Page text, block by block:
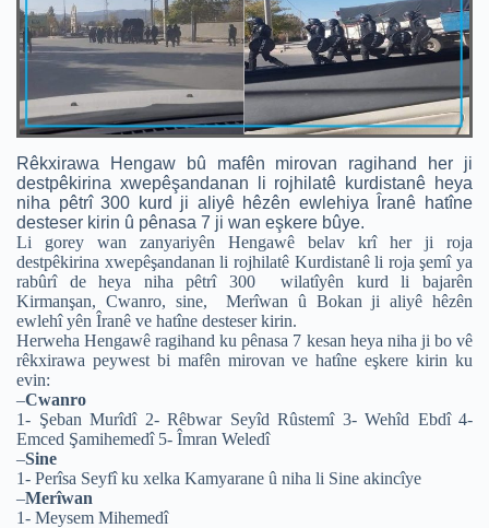
Rêkxirawa Hengaw bû mafên mirovan ragihand her ji
destpêkirina xwepêşandanan li rojhilatê kurdistanê heya
niha pêtrî 300 kurd ji aliyê hêzên ewlehiya Îranê hatîne
desteser kirin û pênasa 7 ji wan eşkere bûye.
Li gorey wan zanyariyên Hengawê belav krî her ji roja
destpêkirina xwepêşandanan li rojhilatê Kurdistanê li roja şemî ya
rabûrî de heya niha pêtrî 300 wilatîyên kurd li bajarên
Kirmanşan, Cwanro, sine, Merîwan û Bokan ji aliyê hêzên
ewlehî yên Îranê ve hatîne desteser kirin.
Herweha Hengawê ragihand ku pênasa 7 kesan heya niha ji bo vê
rêkxirawa peywest bi mafên mirovan ve hatîne eşkere kirin ku
evin:
–Cwanro
1- Şeban Murîdî 2- Rêbwar Seyîd Rûstemî 3- Wehîd Ebdî 4-
Emced Şamihemedî 5- Îmran Weledî
–Sine
1- Perîsa Seyfî ku xelka Kamyarane û niha li Sine akincîye
–Merîwan
1- Meysem Mihemedî